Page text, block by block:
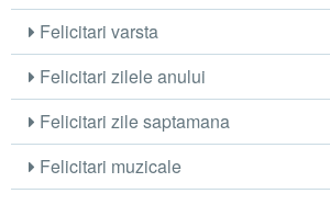
Felicitari varsta
Felicitari zilele anului
Felicitari zile saptamana
Felicitari muzicale